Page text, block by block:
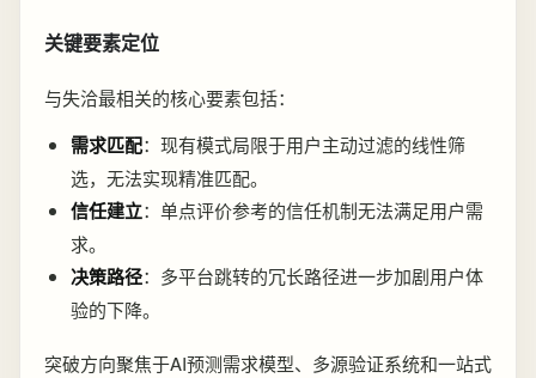
关键要素定位
与失洽最相关的核心要素包括：
需求匹配：现有模式局限于用户主动过滤的线性筛
选，无法实现精准匹配。
信任建立：单点评价参考的信任机制无法满足用户需
求。
决策路径：多平台跳转的冗长路径进一步加剧用户体
验的下降。
突破方向聚焦于AI预测需求模型、多源验证系统和一站式